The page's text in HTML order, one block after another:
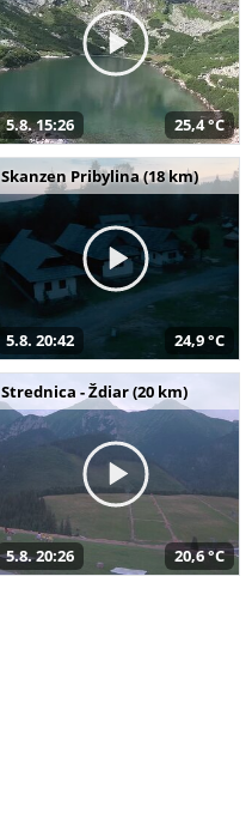
5.8. 15:26 25,4 °C
Skanzen Pribylina (18 km)
5.8. 20:42 24,9 °C
Strednica - Ždiar (20 km)
5.8. 20:26 20,6 °C